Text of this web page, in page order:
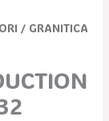
/ GRANITICA